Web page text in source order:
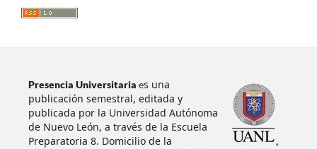
Presencia Universitaria es una
publicación semestral, editada y
publicada por la Universidad Autónoma
de Nuevo León, a través de la Escuela
Preparatoria 8. Domicilio de la